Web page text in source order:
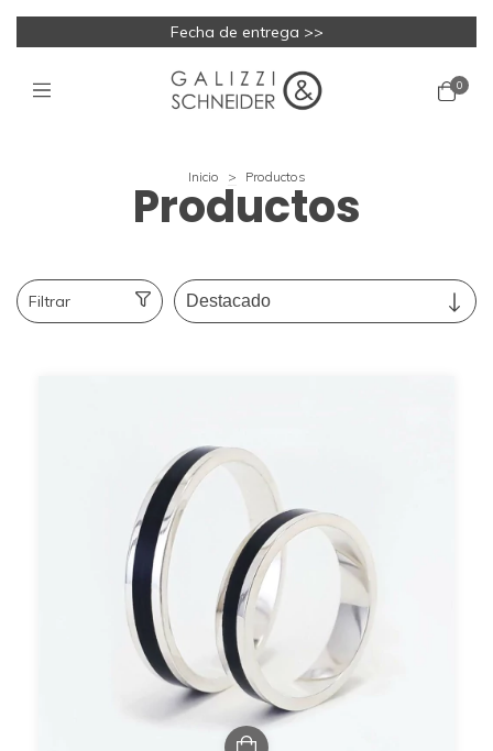
Fecha de entrega >>
0
Inicio > Productos
Productos
Filtrar